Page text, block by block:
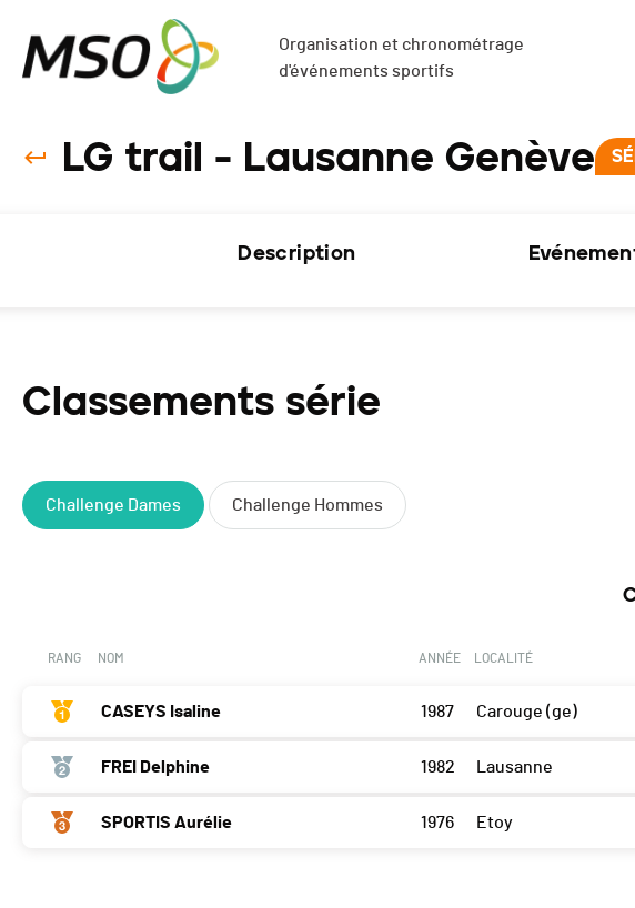
Organisation et chronométrage
d'événements sportifs
LG trail - Lausanne Genève
Description
Classements série
Challenge Dames Challenge Hommes
RANG NOM ANNÉE LOCALITÉ
CASEYS Isaline 1987 Carouge (ge)
FREI Delphine 1982 Lausanne
SPORTIS Aurélie 1976 Etoy